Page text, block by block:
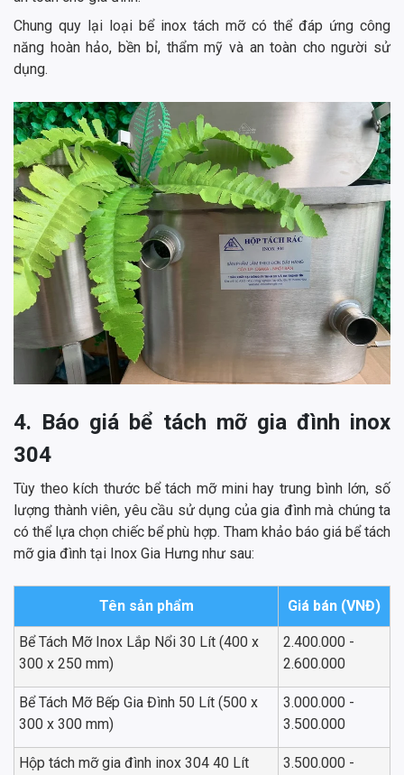
Chung quy lại loại bể inox tách mỡ có thể đáp ứng công
năng hoàn hảo, bền bỉ, thẩm mỹ và an toàn cho người sử
dụng.
4. Báo giá bể tách mỡ gia đình inox
304
Tùy theo kích thước bể tách mỡ mini hay trung bình lớn, số
lượng thành viên, yêu cầu sử dụng của gia đình mà chúng ta
có thể lựa chọn chiếc bể phù hợp. Tham khảo báo giá bể tách
mỡ gia đình tại Inox Gia Hưng như sau:
Tên sản phẩm Giá bán (VNĐ)
Bể Tách Mỡ Inox Lắp Nổi 30 Lít (400 x
300 x 250 mm)
2.400.000 -
2.600.000
Bể Tách Mỡ Bếp Gia Đình 50 Lít (500 x
300 x 300 mm)
3.000.000 -
3.500.000
Hộp tách mỡ gia đình inox 304 40 Lít
3.500.000 -